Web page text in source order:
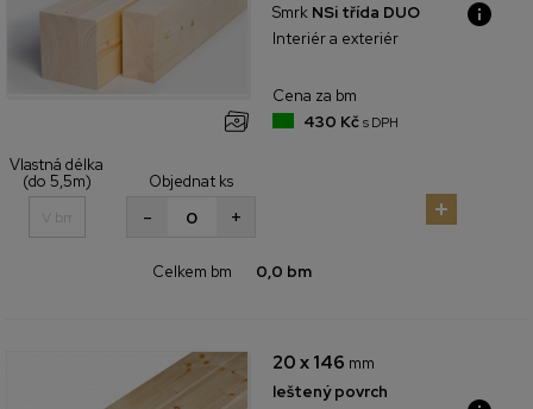
Smrk NSi třída DUO
Interiér a exteriér
Cena za bm
430 Kč s DPH
Vlastná délka
(do 5,5m)
Objednat ks
+
-
Celkem bm 0,0 bm
20 x 146 mm
leštený povrch